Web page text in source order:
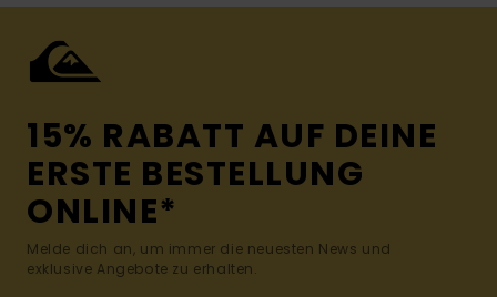
15% RABATT AUF DEINE
ERSTE BESTELLUNG
ONLINE*
Melde dich an, um immer die neuesten News und
exklusive Angebote zu erhalten.